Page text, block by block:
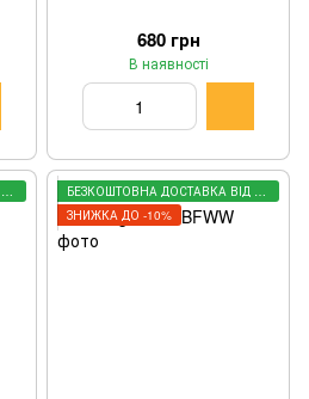
680 грн
В наявності
БЕЗКОШТОВНА ДОСТАВКА ВІД 3000 ГРН
БЕЗКОШТОВНА ДОСТАВКА ВІД 3000 ГРН
ЗНИЖКА ДО -10%